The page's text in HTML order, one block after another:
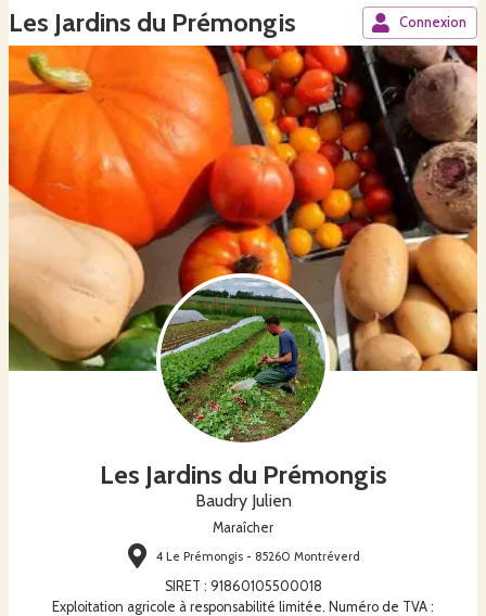
Les Jardins du Prémongis Connexion
Les Jardins du Prémongis
Baudry Julien
Maraîcher
4 Le Prémongis - 85260 Montréverd
SIRET : 91860105500018
Exploitation agricole à responsabilité limitée. Numéro de TVA :